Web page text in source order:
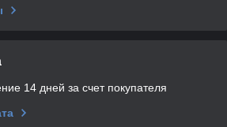
14 дней за счет покупателя